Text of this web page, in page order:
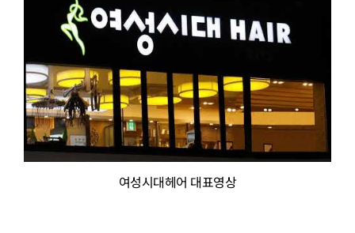
여성시대헤어 대표영상